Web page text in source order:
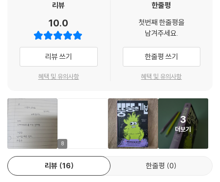
절대 끝나지 않을 것
언제나 변하는 것
언제나 자신의 변화를
매일
뭔가 다른 일이
나한테 일어나니까.
--- p.327
는 것을 깨닫지만, 이를 바로 얻는 것은 쉬운 일이 아니다. 오히려 자존감마
저 없는 자신의 모습에 더 자괴감을 느끼고는 살을 빼고자 극단적으로 음
식을 섭취하지 않기에 이른다. 이런 윌에게 마커스는 자신의 과거 이야기
를 들려주며 계속해서 윌을 위로하고 다독인다.
한/ 내가 되려고/ 노력하는 편이 좋아./ 그러면 더 많이 내가/ 된달까?/ 매
일/ 최대한/ 더 많이/ 내 모습으로/ 살아가려고/ 노력한다면/ 아마도 더/
기분이 좋겠지.
-본문 중에서
마커스가 윌에게 하는 말들은 비단 ‘뚱뚱한 몸’이 고민인 이들에게만 해당
하는 위로가 아니다. 뚱뚱한 몸, 마른 몸, 그 외 다른 외모 고민, 낮은 시험
리뷰
10.0
리뷰 쓰기
혜택 및 유의사항
한줄평
첫번째 한줄평을
남겨주세요.
한줄평 쓰기
혜택 및 유의사항
8
3
더보기
리뷰 16 한줄평 0